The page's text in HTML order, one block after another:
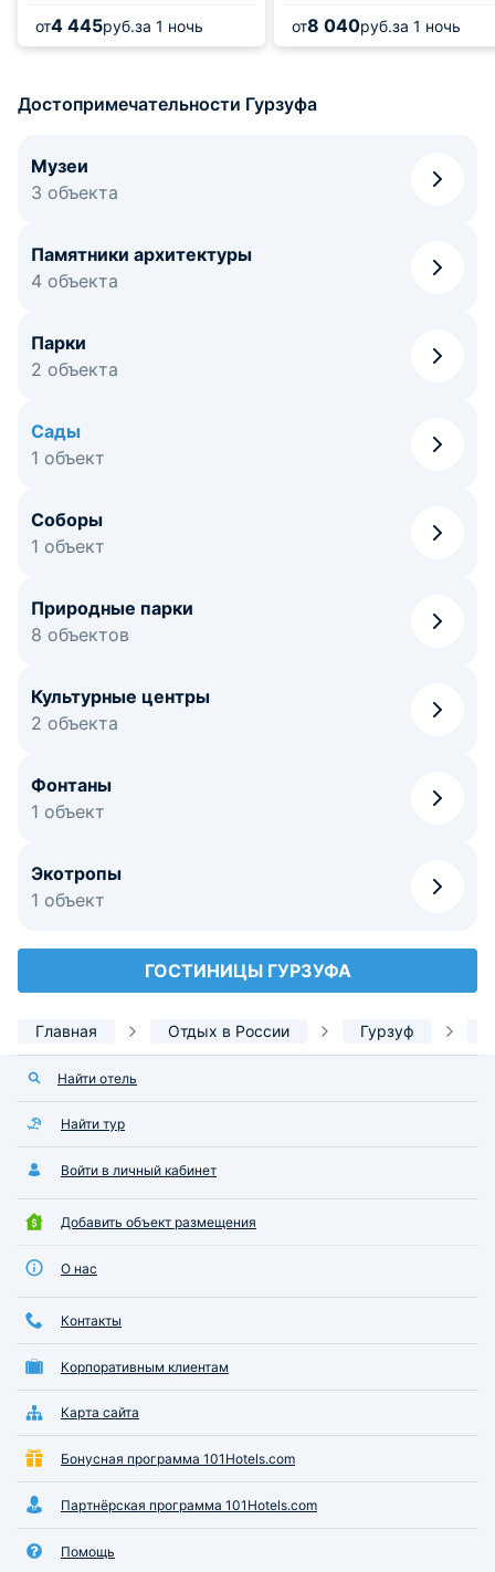
от4 445руб.за 1 ночь от8 040руб.за 1 ночь
Достопримечательности Гурзуфа
Музеи
3 объекта
Памятники архитектуры
4 объекта
Парки
2 объекта
Сады
1 объект
Соборы
1 объект
Природные парки
8 объектов
Культурные центры
2 объекта
Фонтаны
1 объект
Экотропы
1 объект
ГОСТИНИЦЫ ГУРЗУФА
Главная Отдых в России Гурзуф
Найти отель
Найти тур
Войти в личный кабинет
Добавить объект размещения
О нас
Контакты
Корпоративным клиентам
Карта сайта
Бонусная программа 101Hotels.com
Партнёрская программа 101Hotels.com
Помощь